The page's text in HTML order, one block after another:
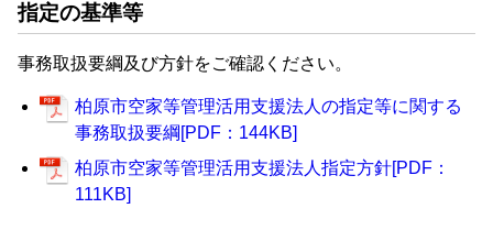
指定の基準等
事務取扱要綱及び方針をご確認ください。
柏原市空家等管理活用支援法人の指定等に関する
事務取扱要綱[PDF：144KB]
柏原市空家等管理活用支援法人指定方針[PDF：
111KB]